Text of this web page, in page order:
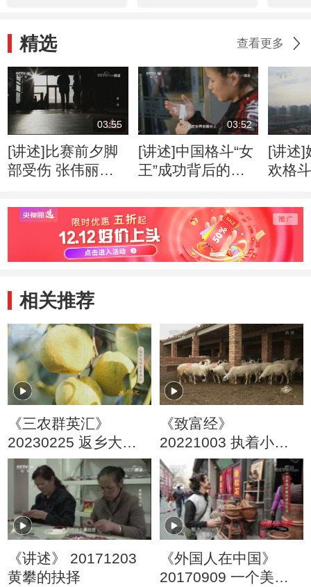
精选 查看更多
03:55
[讲述]比赛前夕脚
部受伤 张伟丽不
03:52
[讲述]中国格斗“女
王”成功背后的心
[讲述]
欢格
量
相关推荐
《三农群英汇》
20230225 返乡大学
生卖梨记
《致富经》
20221003 执着小伙
戈壁追梦
《讲述》 20171203
黄攀的抉择
《外国人在中国》
20170909 一个美国